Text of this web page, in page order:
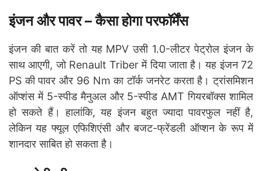
इंजन और पावर – कैसा होगा परफॉर्मेंस
इंजन की बात करें तो यह MPV उसी 1.0-लीटर पेट्रोल इंजन के
साथ आएगी, जो Renault Triber में दिया जाता है। यह इंजन 72
PS की पावर और 96 Nm का टॉर्क जनरेट करता है। ट्रांसमिशन
ऑप्शंस में 5-स्पीड मैनुअल और 5-स्पीड AMT गियरबॉक्स शामिल
हो सकते हैं। हालांकि, यह इंजन बहुत ज्यादा पावरफुल नहीं है,
लेकिन यह फ्यूल एफिशिएंसी और बजट-फ्रेंडली ऑप्शन के रूप में
शानदार साबित हो सकता है।